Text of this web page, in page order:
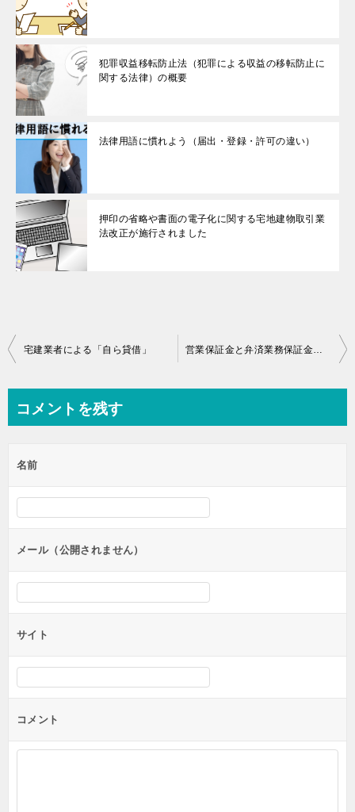
犯罪収益移転防止法（犯罪による収益の移転防止に
関する法律）の概要
法律用語に慣れよう（届出・登録・許可の違い）
押印の省略や書面の電子化に関する宅地建物取引業
法改正が施行されました
投
ビ
ー
シ
ン
宅建業者による「自ら貸借」 営業保証金と弁済業務保証金の「還付」手続の違いを押さえよう
コメントを残す
名前
メール（公開されません）
サイト
コメント